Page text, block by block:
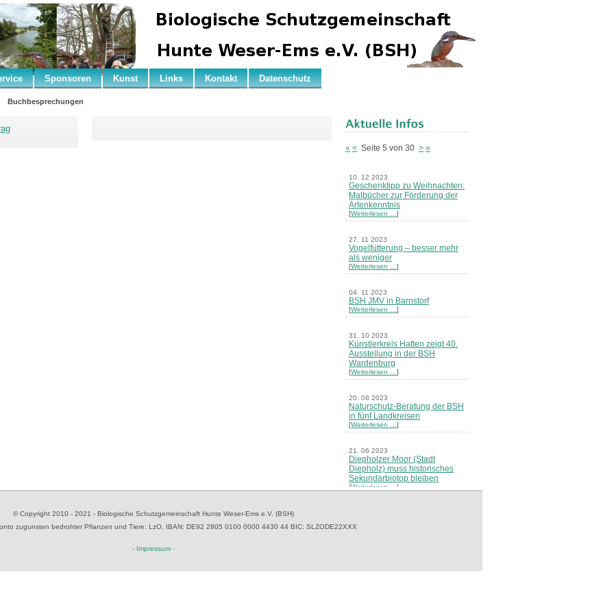
Sponsoren Kunst Links Kontakt Datenschutz
Buchbesprechungen
« < Seite 5 von 30 > »
10. 12 2023
Geschenktipp zu Weihnachten:
Malbücher zur Förderung der
Artenkenntnis
[Weiterlesen … ]
27. 11 2023
Vogelfütterung – besser mehr
als weniger
[Weiterlesen … ]
04. 11 2023
BSH JMV in Barnstorf
[Weiterlesen … ]
31. 10 2023
Künstlerkreis Hatten zeigt 40.
Ausstellung in der BSH
Wardenburg
[Weiterlesen … ]
20. 08 2023
Naturschutz-Beratung der BSH
in fünf Landkreisen
[Weiterlesen … ]
21. 06 2023
Diepholzer Moor (Stadt
Diepholz) muss historisches
Sekundärbiotop bleiben
[Weiterlesen … ]
- eine fotografische Flussreise“
BSH unterstützt die
© Copyright 2010 - 2021 - Biologische Schutzgemeinschaft Hunte Weser-Ems e.V. (BSH)
zugunsten bedrohter Pflanzen und Tiere: LzO, IBAN: DE92 2805 0100 0000 4430 44 BIC: SLZODE22XXX
- Impressum -